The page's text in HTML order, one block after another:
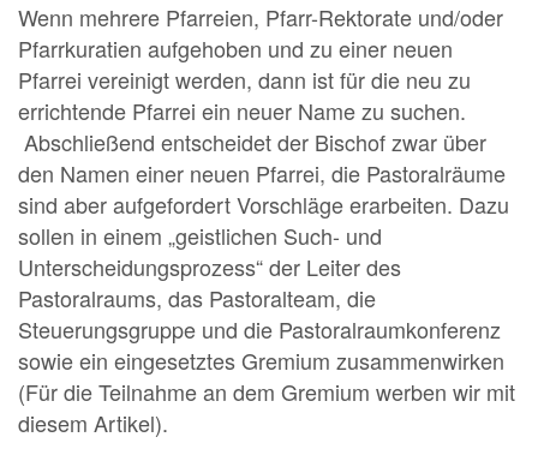
Wenn mehrere Pfarreien, Pfarr-Rektorate und/oder
Pfarrkuratien aufgehoben und zu einer neuen
Pfarrei vereinigt werden, dann ist für die neu zu
errichtende Pfarrei ein neuer Name zu suchen.
Abschließend entscheidet der Bischof zwar über
den Namen einer neuen Pfarrei, die Pastoralräume
sind aber aufgefordert Vorschläge erarbeiten. Dazu
sollen in einem „geistlichen Such- und
Unterscheidungsprozess“ der Leiter des
Pastoralraums, das Pastoralteam, die
Steuerungsgruppe und die Pastoralraumkonferenz
sowie ein eingesetztes Gremium zusammenwirken
(Für die Teilnahme an dem Gremium werben wir mit
diesem Artikel).